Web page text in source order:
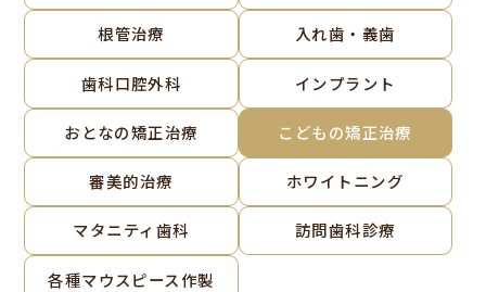
根管治療 入れ歯・義歯
歯科口腔外科 インプラント
おとなの矯正治療 こどもの矯正治療
審美的治療 ホワイトニング
マタニティ歯科 訪問歯科診療
各種マウスピース作製